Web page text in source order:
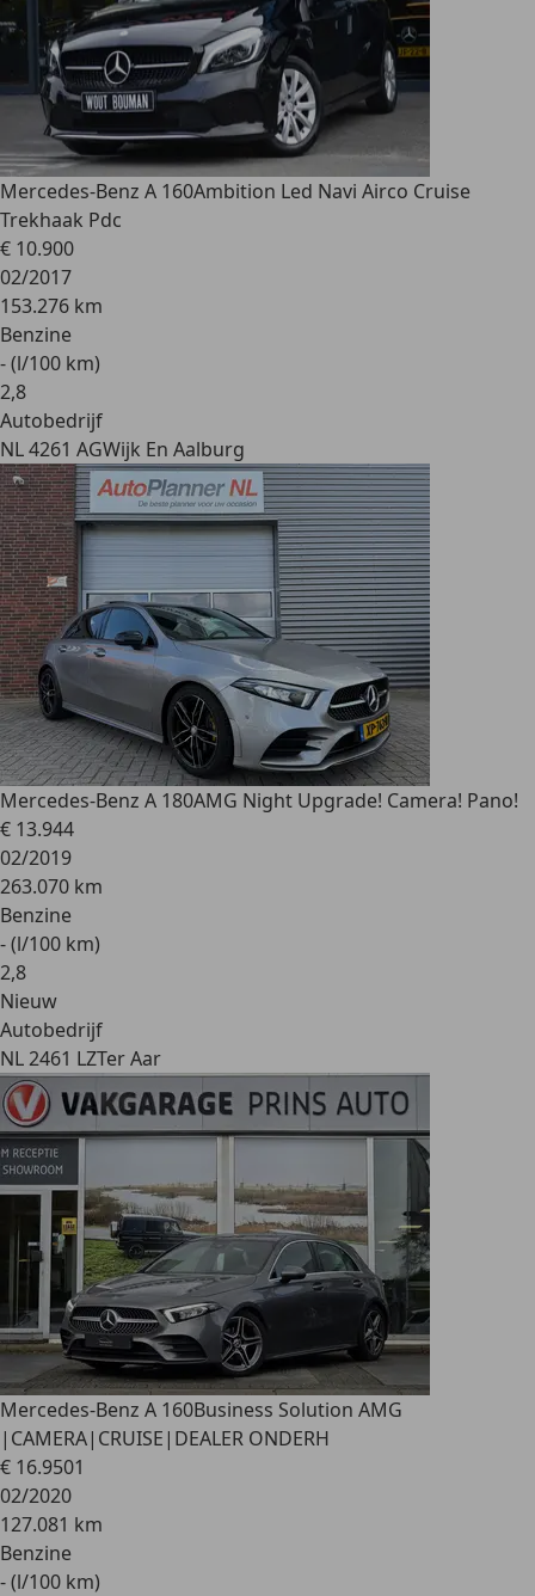
Mercedes-Benz A 160Ambition Led Navi Airco Cruise
Trekhaak Pdc
€ 10.900
02/2017
153.276 km
Benzine
- (l/100 km)
2,8
Autobedrijf
NL 4261 AGWijk En Aalburg
Mercedes-Benz A 180AMG Night Upgrade! Camera! Pano!
€ 13.944
02/2019
263.070 km
Benzine
- (l/100 km)
2,8
Nieuw
Autobedrijf
NL 2461 LZTer Aar
Mercedes-Benz A 160Business Solution AMG
|CAMERA|CRUISE|DEALER ONDERH
€ 16.9501
02/2020
127.081 km
Benzine
- (l/100 km)